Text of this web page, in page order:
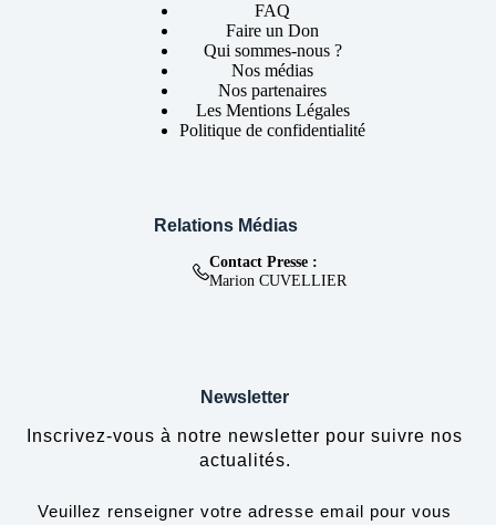
FAQ
Faire un Don
Qui sommes-nous ?
Nos médias
Nos partenaires
Les Mentions Légales
Politique de confidentialité
Relations Médias
Contact Presse :
Marion CUVELLIER
Newsletter
Inscrivez-vous à notre newsletter pour suivre nos
actualités.
Veuillez renseigner votre adresse email pour vous